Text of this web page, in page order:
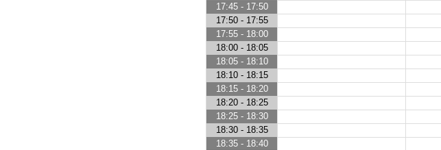
17:45 - 17:50
17:50 - 17:55
17:55 - 18:00
18:00 - 18:05
18:05 - 18:10
18:10 - 18:15
18:15 - 18:20
18:20 - 18:25
18:25 - 18:30
18:30 - 18:35
18:35 - 18:40